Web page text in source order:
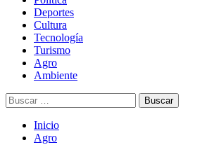
Deportes
Cultura
Tecnología
Turismo
Agro
Ambiente
Buscar:
Inicio
Agro